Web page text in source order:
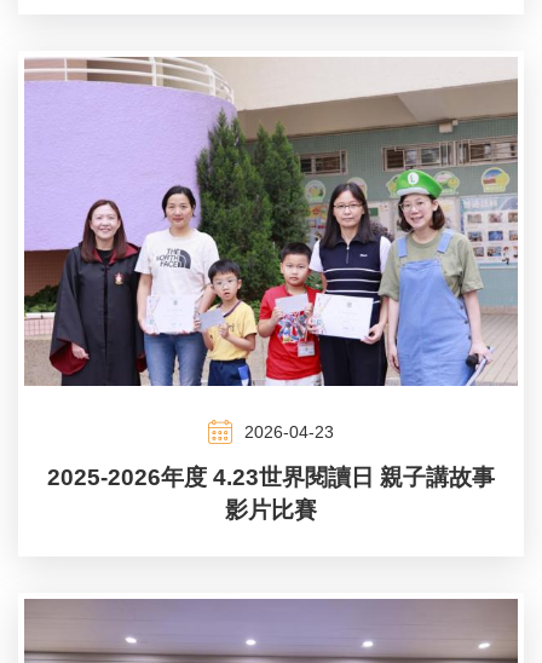
2026-04-23
2025-2026年度 4.23世界閱讀日 親子講故事
影片比賽